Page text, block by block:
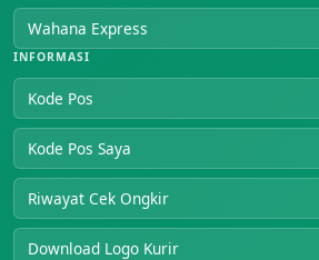
Wahana Express
INFORMASI
Kode Pos
Kode Pos Saya
Riwayat Cek Ongkir
Download Logo Kurir